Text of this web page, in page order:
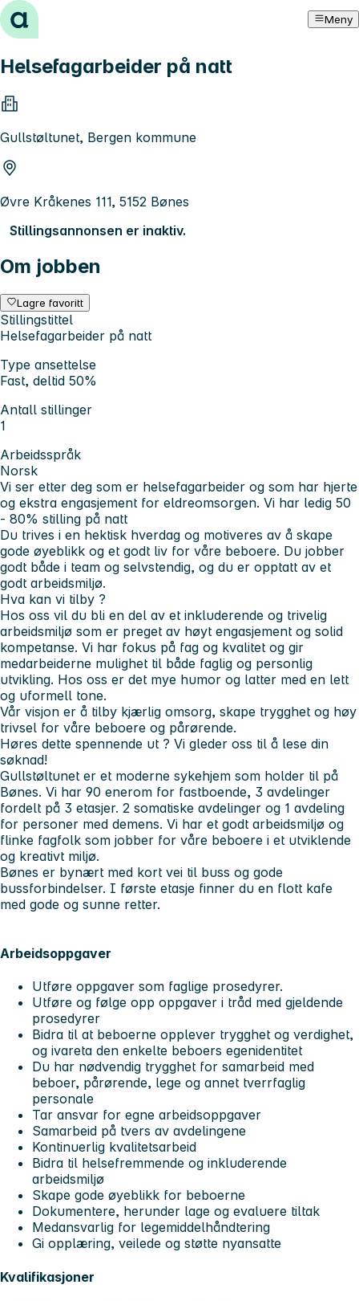
Hopp til innhold Meny
Helsefagarbeider på natt
Gullstøltunet, Bergen kommune
Øvre Kråkenes 111, 5152 Bønes
Stillingsannonsen er inaktiv.
Om jobben
Lagre favoritt
Stillingstittel
Helsefagarbeider på natt
Type ansettelse
Fast, deltid 50%
Antall stillinger
1
Arbeidsspråk
Norsk
Vi ser etter deg som er helsefagarbeider og som har hjerte
og ekstra engasjement for eldreomsorgen. Vi har ledig 50
- 80% stilling på natt
Du trives i en hektisk hverdag og motiveres av å skape
gode øyeblikk og et godt liv for våre beboere. Du jobber
godt både i team og selvstendig, og du er opptatt av et
godt arbeidsmiljø.
Hva kan vi tilby ?
Hos oss vil du bli en del av et inkluderende og trivelig
arbeidsmiljø som er preget av høyt engasjement og solid
kompetanse. Vi har fokus på fag og kvalitet og gir
medarbeiderne mulighet til både faglig og personlig
utvikling. Hos oss er det mye humor og latter med en lett
og uformell tone.
Vår visjon er å tilby kjærlig omsorg, skape trygghet og høy
trivsel for våre beboere og pårørende.
Høres dette spennende ut ? Vi gleder oss til å lese din
søknad!
Gullstøltunet er et moderne sykehjem som holder til på
Bønes. Vi har 90 enerom for fastboende, 3 avdelinger
fordelt på 3 etasjer. 2 somatiske avdelinger og 1 avdeling
for personer med demens. Vi har et godt arbeidsmiljø og
flinke fagfolk som jobber for våre beboere i et utviklende
og kreativt miljø.
Bønes er bynært med kort vei til buss og gode
bussforbindelser. I første etasje finner du en flott kafe
med gode og sunne retter.
Arbeidsoppgaver
Utføre oppgaver som faglige prosedyrer.
Utføre og følge opp oppgaver i tråd med gjeldende
prosedyrer
Bidra til at beboerne opplever trygghet og verdighet,
og ivareta den enkelte beboers egenidentitet
Du har nødvendig trygghet for samarbeid med
beboer, pårørende, lege og annet tverrfaglig
personale
Tar ansvar for egne arbeidsoppgaver
Samarbeid på tvers av avdelingene
Kontinuerlig kvalitetsarbeid
Bidra til helsefremmende og inkluderende
arbeidsmiljø
Skape gode øyeblikk for beboerne
Dokumentere, herunder lage og evaluere tiltak
Medansvarlig for legemiddelhåndtering
Gi opplæring, veilede og støtte nyansatte
Kvalifikasjoner